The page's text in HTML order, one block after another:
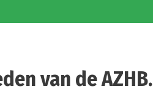
van de AZHB.